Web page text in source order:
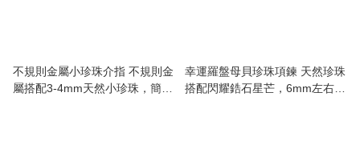
不規則金屬小珍珠介指 不規則金
屬搭配3-4mm天然小珍珠，簡約
幸運羅盤母貝珍珠項鍊 天然珍珠
搭配閃耀鋯石星芒，6mm左右天